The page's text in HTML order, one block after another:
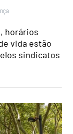
horários
vida estão
sindicatos